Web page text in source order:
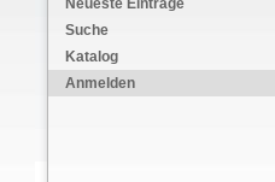
Neueste Einträge
Suche
Katalog
Anmelden